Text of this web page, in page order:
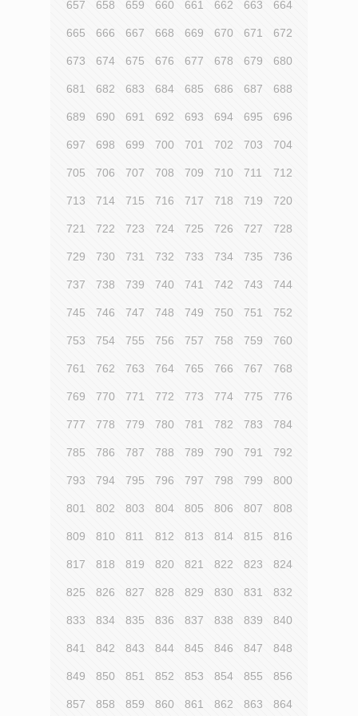
657 658 659 660 661 662 663 664
665 666 667 668 669 670 671 672
673 674 675 676 677 678 679 680
681 682 683 684 685 686 687 688
689 690 691 692 693 694 695 696
697 698 699 700 701 702 703 704
705 706 707 708 709 710 711 712
713 714 715 716 717 718 719 720
721 722 723 724 725 726 727 728
729 730 731 732 733 734 735 736
737 738 739 740 741 742 743 744
745 746 747 748 749 750 751 752
753 754 755 756 757 758 759 760
761 762 763 764 765 766 767 768
769 770 771 772 773 774 775 776
777 778 779 780 781 782 783 784
785 786 787 788 789 790 791 792
793 794 795 796 797 798 799 800
801 802 803 804 805 806 807 808
809 810 811 812 813 814 815 816
817 818 819 820 821 822 823 824
825 826 827 828 829 830 831 832
833 834 835 836 837 838 839 840
841 842 843 844 845 846 847 848
849 850 851 852 853 854 855 856
857 858 859 860 861 862 863 864